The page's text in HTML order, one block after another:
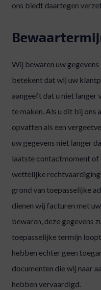
ons biedt daartegen
Wij bewaren uw
betekent dat wij uw
aangeeft dat u niet langer
te maken. Als u dit bij ons
opvatten als een
uw gegevens niet langer
laatste contactmoment of
wettelijke
grond van toepasselijke
dienen wij facturen met
bewaren, deze gegevens
toepasselijke termijn
hebben echter geen
documenten die wij naar
hebben vervaardigd.